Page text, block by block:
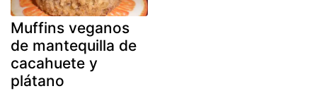
Muffins veganos
de mantequilla de
cacahuete y
plátano